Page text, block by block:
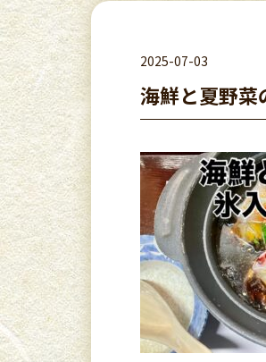
2025-07-03
海鮮と夏野菜